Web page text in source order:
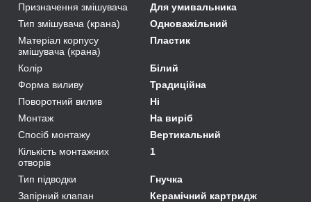
Призначення змішувача
Для умивальника
Тип змішувача (крана)
Одноважільний
Матеріал корпусу
змішувача (крана)
Пластик
Колір
Білий
Форма виливу
Традиційна
Поворотний вилив
Ні
Монтаж
На виріб
Спосіб монтажу
Вертикальний
Кількість монтажних
отворів
1
Тип підводки
Гнучка
Запірний клапан
Керамічний картридж